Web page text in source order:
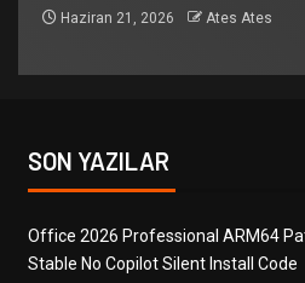
Haziran 21, 2026 Ates Ates
SON YAZILAR
Office 2026 Professional ARM64
Stable No Copilot Silent Install Code